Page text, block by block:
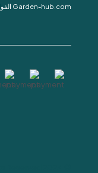
Garden-hub.com الفوائد الصحية للخضرة بأسلوب أنيق.